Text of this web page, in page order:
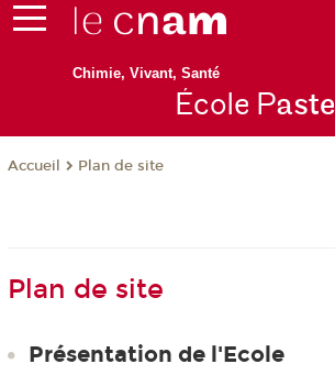
Chimie, Vivant, Santé
École Paste
Accueil Plan de site
Plan de site
Présentation de l'Ecole